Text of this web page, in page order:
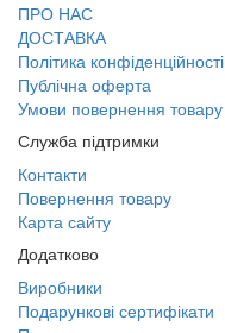
ПРО НАС
ДОСТАВКА
Політика конфіденційності
Публічна оферта
Умови повернення товару
Служба підтримки
Контакти
Повернення товару
Карта сайту
Додатково
Виробники
Подарункові сертифікати